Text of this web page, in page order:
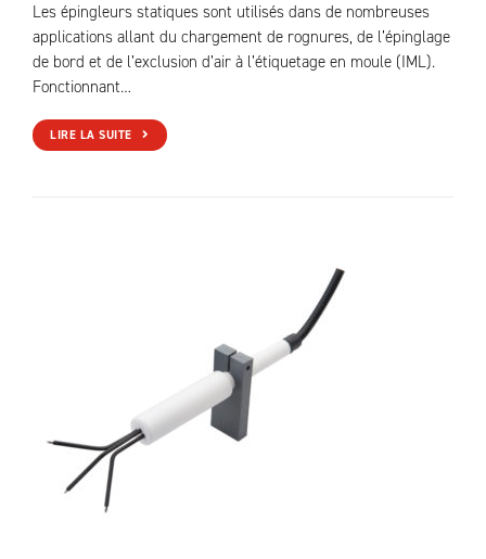
Les épingleurs statiques sont utilisés dans de nombreuses
applications allant du chargement de rognures, de l’épinglage
de bord et de l’exclusion d’air à l’étiquetage en moule (IML).
Fonctionnant…
LIRE LA SUITE